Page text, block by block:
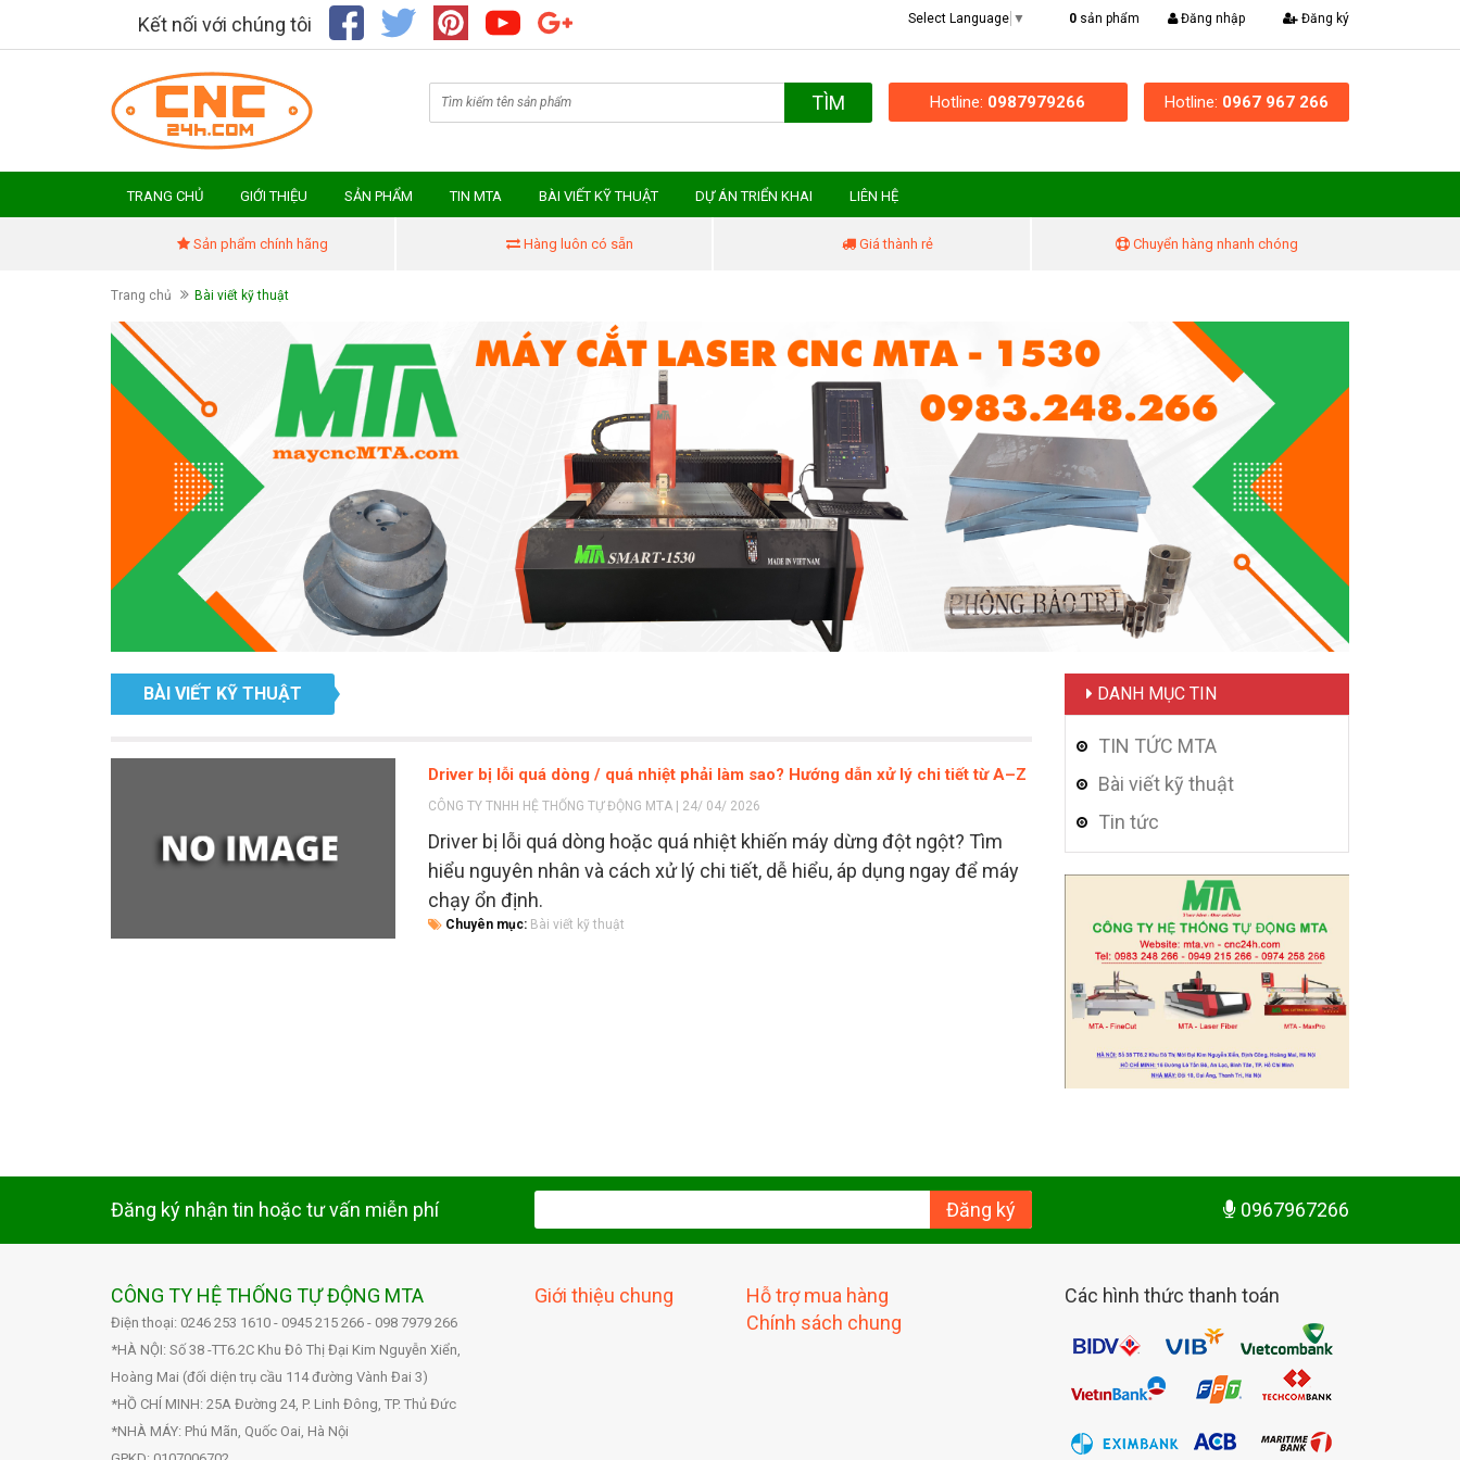
Kết nối với chúng tôi Select Language ▼ 0 sản phẩm Đăng nhập Đăng ký
TÌM Hotline: 0987979266 Hotline: 0967 967 266
TRANG CHỦ GIỚI THIỆU SẢN PHẨM TIN MTA BÀI VIẾT KỸ THUẬT DỰ ÁN TRIỂN KHAI LIÊN HỆ
Sản phẩm chính hãng Hàng luôn có sẵn Giá thành rẻ Chuyển hàng nhanh chóng
Trang chủ Bài viết kỹ thuật
BÀI VIẾT KỸ THUẬT
Driver bị lỗi quá dòng / quá nhiệt phải làm sao? Hướng dẫn xử lý chi tiết từ A–Z
CÔNG TY TNHH HỆ THỐNG TỰ ĐỘNG MTA | 24/ 04/ 2026
Driver bị lỗi quá dòng hoặc quá nhiệt khiến máy dừng đột ngột? Tìm
hiểu nguyên nhân và cách xử lý chi tiết, dễ hiểu, áp dụng ngay để máy
chạy ổn định.
Chuyên mục: Bài viết kỹ thuật
DANH MỤC TIN
TIN TỨC MTA
Bài viết kỹ thuật
Tin tức
Đăng ký nhận tin hoặc tư vấn miễn phí Đăng ký 0967967266
CÔNG TY HỆ THỐNG TỰ ĐỘNG MTA
Điện thoại: 0246 253 1610 - 0945 215 266 - 098 7979 266
*HÀ NỘI: Số 38 -TT6.2C Khu Đô Thị Đại Kim Nguyễn Xiển,
Hoàng Mai (đối diện trụ cầu 114 đường Vành Đai 3)
*HỒ CHÍ MINH: 25A Đường 24, P. Linh Đông, TP. Thủ Đức
*NHÀ MÁY: Phú Mãn, Quốc Oai, Hà Nội
Giới thiệu chung
Hỗ trợ mua hàng
Chính sách chung
Các hình thức thanh toán